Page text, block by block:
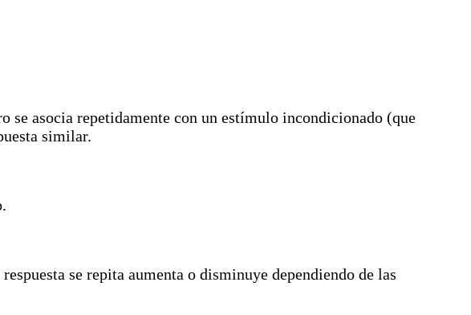
asocia repetidamente con un estímulo incondicionado (que
similar.
se repita aumenta o disminuye dependiendo de las